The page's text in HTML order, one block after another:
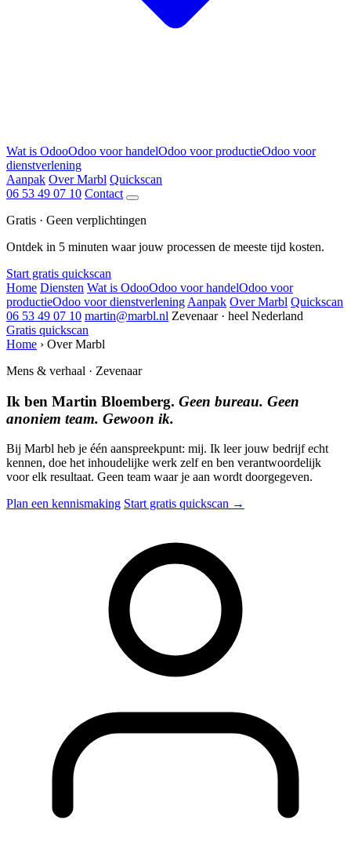
Wat is OdooOdoo voor handelOdoo voor productieOdoo voor
dienstverlening
Aanpak Over Marbl Quickscan
06 53 49 07 10 Contact
Gratis · Geen verplichtingen
Ontdek in 5 minuten waar jouw processen de meeste tijd kosten.
Start gratis quickscan
Home Diensten Wat is OdooOdoo voor handelOdoo voor
productieOdoo voor dienstverlening Aanpak Over Marbl Quickscan
06 53 49 07 10 martin@marbl.nl Zevenaar · heel Nederland
Gratis quickscan
Home › Over Marbl
Mens & verhaal · Zevenaar
Ik ben Martin Bloemberg. Geen bureau. Geen
anoniem team. Gewoon ik.
Bij Marbl heb je één aanspreekpunt: mij. Ik leer jouw bedrijf echt
kennen, doe het inhoudelijke werk zelf en ben verantwoordelijk
voor elk resultaat. Geen team waar je aan wordt doorgegeven.
Plan een kennismaking Start gratis quickscan →